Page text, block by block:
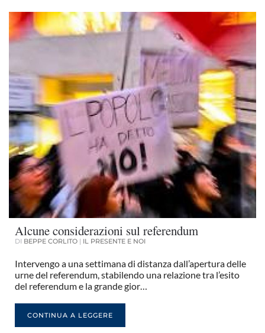
Alcune considerazioni sul referendum
DI BEPPE CORLITO | IL PRESENTE E NOI
Intervengo a una settimana di distanza dall’apertura delle
urne del referendum, stabilendo una relazione tra l’esito
del referendum e la grande gior…
CONTINUA A LEGGERE